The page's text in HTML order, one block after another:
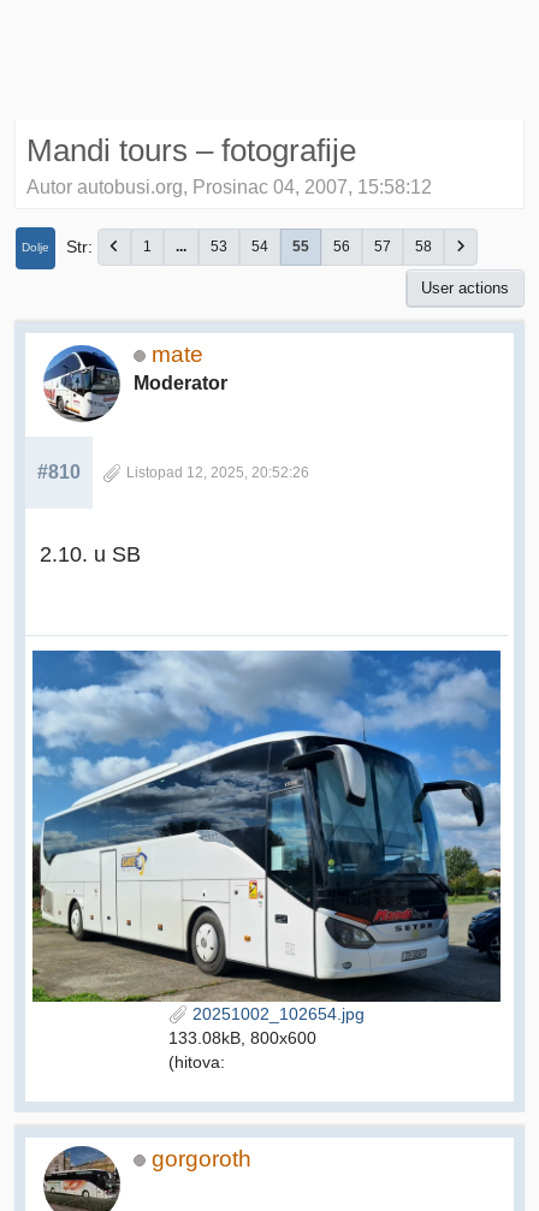
Mandi tours – fotografije
Autor autobusi.org, Prosinac 04, 2007, 15:58:12
Dolje Str 1 ... 53 54 55 56 57 58
User actions
mate
Moderator
#810 Listopad 12, 2025, 20:52:26
2.10. u SB
20251002_102654.jpg
133.08kB, 800x600
(hitova:
gorgoroth